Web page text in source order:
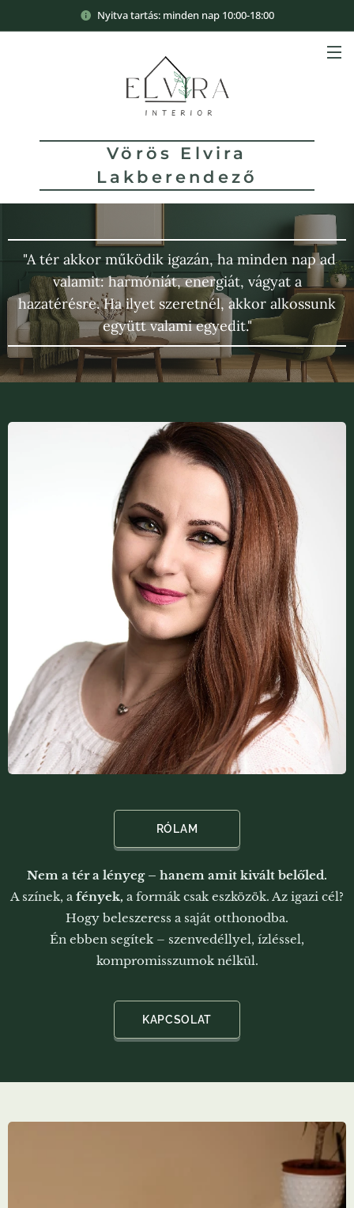
Nyitva tartás: minden nap 10:00-18:00
Vörös Elvira
Lakberendező
"A tér akkor működik igazán, ha minden nap ad
valamit: harmóniát, energiát, vágyat a
hazatérésre. Ha ilyet szeretnél, akkor alkossunk
együtt valami egyedit."
RÓLAM
Nem a tér a lényeg – hanem amit kivált belőled.
A színek, afények, a formák csak eszközök. Az igazi cél?
Hogy beleszeress a saját otthonodba.
Én ebben segítek – szenvedéllyel, ízléssel,
kompromisszumok nélkül.
KAPCSOLAT